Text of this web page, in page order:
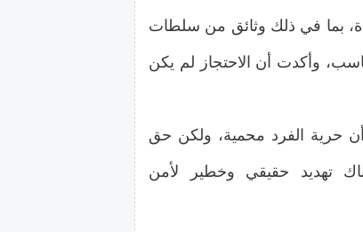
بما في ذلك وثائق من سلطات
وأكدت أن الاحتجاز لم يكن
حرية الفرد محمية، ولكن حق
تهديد حقيقي وخطير لأمن